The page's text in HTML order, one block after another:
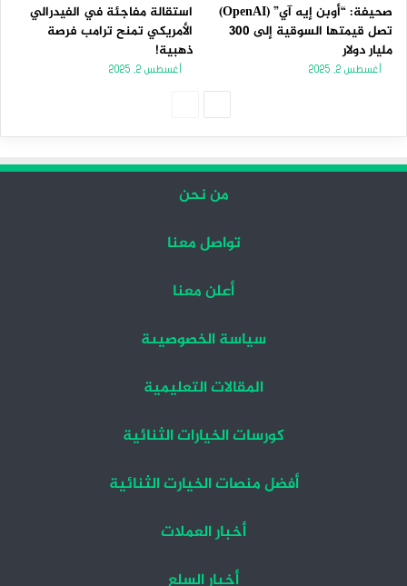
صحيفة: “أوبن إيه آي” (OpenAI)
تصل قيمتها السوقية إلى 300
مليار دولار
أغسطس 2, 2025
استقالة مفاجئة في الفيدرالي
الأمريكي تمنح ترامب فرصة
ذهبية!
أغسطس 2, 2025
من نحن
تواصل معنا
أعلن معنا
سياسة الخصوصيىة
المقالات التعليمية
كورسات الخيارات الثنائية
أفضل منصات الخيارت الثنائية
أخبار العملات
أخبار السلع